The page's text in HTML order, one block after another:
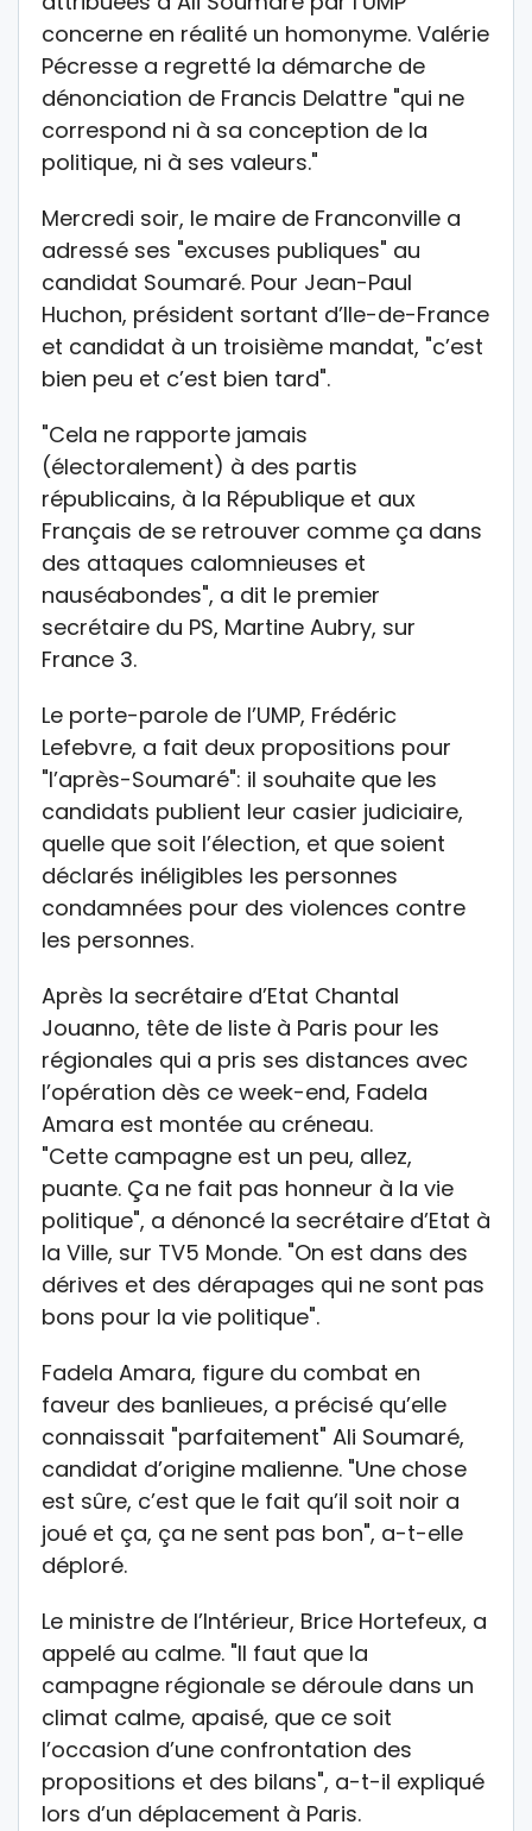
concerne en réalité un homonyme. Valérie
Pécresse a regretté la démarche de
dénonciation de Francis Delattre "qui ne
correspond ni à sa conception de la
politique, ni à ses valeurs."
Mercredi soir, le maire de Franconville a
adressé ses "excuses publiques" au
candidat Soumaré. Pour Jean-Paul
Huchon, président sortant d’Ile-de-France
et candidat à un troisième mandat, "c’est
bien peu et c’est bien tard".
"Cela ne rapporte jamais
(électoralement) à des partis
républicains, à la République et aux
Français de se retrouver comme ça dans
des attaques calomnieuses et
nauséabondes", a dit le premier
secrétaire du PS, Martine Aubry, sur
France 3.
Le porte-parole de l’UMP, Frédéric
Lefebvre, a fait deux propositions pour
"l’après-Soumaré": il souhaite que les
candidats publient leur casier judiciaire,
quelle que soit l’élection, et que soient
déclarés inéligibles les personnes
condamnées pour des violences contre
les personnes.
Après la secrétaire d’Etat Chantal
Jouanno, tête de liste à Paris pour les
régionales qui a pris ses distances avec
l’opération dès ce week-end, Fadela
Amara est montée au créneau.
"Cette campagne est un peu, allez,
puante. Ça ne fait pas honneur à la vie
politique", a dénoncé la secrétaire d’Etat à
la Ville, sur TV5 Monde. "On est dans des
dérives et des dérapages qui ne sont pas
bons pour la vie politique".
Fadela Amara, figure du combat en
faveur des banlieues, a précisé qu’elle
connaissait "parfaitement" Ali Soumaré,
candidat d’origine malienne. "Une chose
est sûre, c’est que le fait qu’il soit noir a
joué et ça, ça ne sent pas bon", a-t-elle
déploré.
Le ministre de l’Intérieur, Brice Hortefeux, a
appelé au calme. "Il faut que la
campagne régionale se déroule dans un
climat calme, apaisé, que ce soit
l’occasion d’une confrontation des
propositions et des bilans", a-t-il expliqué
lors d’un déplacement à Paris.